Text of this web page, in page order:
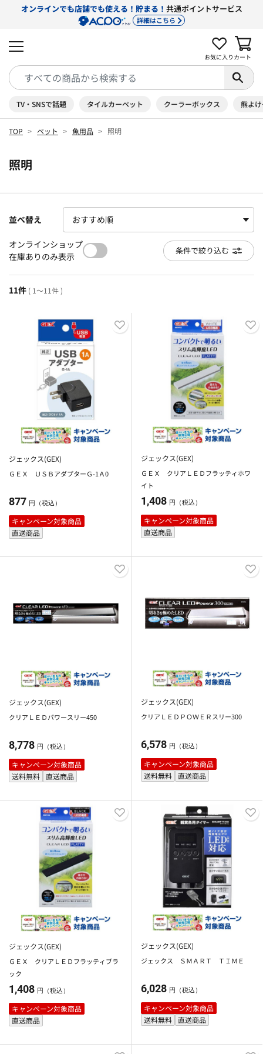
オンラインでも店舗でも使える！貯まる！ 共通ポイントサービス
詳細はこちら
お気に入り カート
TV・SNSで話題 タイルカーペット クーラーボックス 熊よ
TOP ペット 魚用品 照明
照明
並べ替え
オンラインショップ
在庫ありのみ表示
条件で絞り込む
11件 ( 1～11件 )
ジェックス(GEX)
ＧＥＸ ＵＳＢアダプターＧ-1Ａ0
877 円（税込）
キャンペーン対象商品
直送商品
ジェックス(GEX)
ＧＥＸ クリアＬＥＤフラッティホワ
イト
1,408 円（税込）
キャンペーン対象商品
直送商品
ジェックス(GEX)
クリアＬＥＤパワースリー450
8,778 円（税込）
キャンペーン対象商品
送料無料 直送商品
ジェックス(GEX)
クリアＬＥＤＰＯＷＥＲスリー300
6,578 円（税込）
キャンペーン対象商品
送料無料
直送商品
ジェックス(GEX)
ＧＥＸ クリアＬＥＤフラッティブラ
ック
1,408 円（税込）
キャンペーン対象商品
直送商品
ジェックス(GEX)
ジェックス ＳＭＡＲＴ ＴＩＭＥ
6,028 円（税込）
キャンペーン対象商品
送料無料
直送商品